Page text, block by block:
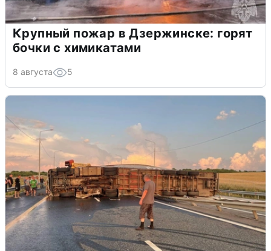
Крупный пожар в Дзержинске: горят
бочки с химикатами
8 августа 5